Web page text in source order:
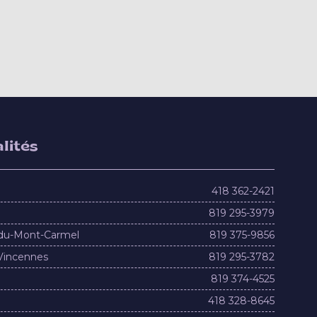
418 362-2421
819 295-3979
Mont-Carmel
819 375-9856
819 295-3782
819 374-4525
418 328-8645